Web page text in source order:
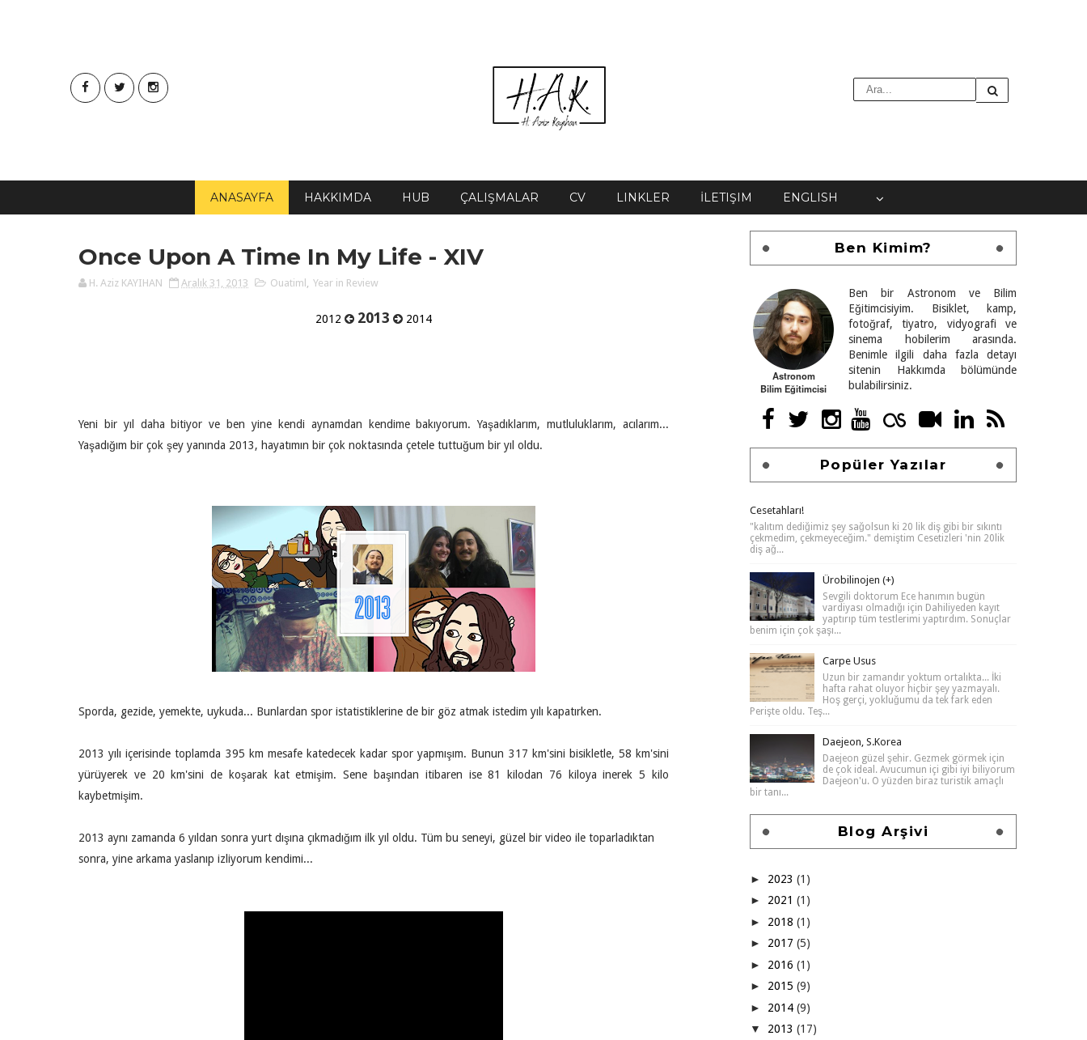
ANASAYFA HAKKIMDA HUB ÇALIŞMALAR CV LINKLER İLETIŞIM ENGLISH
Once Upon A Time In My Life - XIV
H. Aziz KAYIHAN Aralık 31, 2013 Ouatiml , Year in Review
2012 2013 2014
Yeni bir yıl daha bitiyor ve ben yine kendi aynamdan kendime bakıyorum. Yaşadıklarım, mutluluklarım, acılarım...
Yaşadığım bir çok şey yanında 2013, hayatımın bir çok noktasında çetele tuttuğum bir yıl oldu.
Sporda, gezide, yemekte, uykuda... Bunlardan spor istatistiklerine de bir göz atmak istedim yılı kapatırken.
2013 yılı içerisinde toplamda 395 km mesafe katedecek kadar spor yapmışım. Bunun 317 km'sini bisikletle, 58 km'sini
yürüyerek ve 20 km'sini de koşarak kat etmişim. Sene başından itibaren ise 81 kilodan 76 kiloya inerek 5 kilo
kaybetmişim.
2013 aynı zamanda 6 yıldan sonra yurt dışına çıkmadığım ilk yıl oldu. Tüm bu seneyi, güzel bir video ile toparladıktan
sonra, yine arkama yaslanıp izliyorum kendimi...
Ben Kimim?
Astronom
Bilim Eğitimcisi
Ben bir Astronom ve Bilim
Eğitimcisiyim. Bisiklet, kamp,
fotoğraf, tiyatro, vidyografi ve
sinema hobilerim arasında.
Benimle ilgili daha fazla detayı
sitenin Hakkımda bölümünde
bulabilirsiniz.
Popüler Yazılar
Cesetahları!
"kalıtım dediğimiz şey sağolsun ki 20 lik diş gibi bir sıkıntı
çekmedim, çekmeyeceğim." demiştim Cesetizleri 'nin 20lik
diş ağ...
Ürobilinojen (+)
Sevgili doktorum Ece hanımın bugün
vardiyası olmadığı için Dahiliyeden kayıt
yaptırıp tüm testlerimi yaptırdım. Sonuçlar
benim için çok şaşı...
Carpe Usus
Uzun bir zamandır yoktum ortalıkta... İki
hafta rahat oluyor hiçbir şey yazmayalı.
Hoş gerçi, yokluğumu da tek fark eden
Perişte oldu. Teş...
Daejeon, S.Korea
Daejeon güzel şehir. Gezmek görmek için
de çok ideal. Avucumun içi gibi iyi biliyorum
Daejeon'u. O yüzden biraz turistik amaçlı
bir tanı...
Blog Arşivi
► 2023 (1)
► 2021 (1)
► 2018 (1)
► 2017 (5)
► 2016 (1)
► 2015 (9)
► 2014 (9)
▼ 2013 (17)